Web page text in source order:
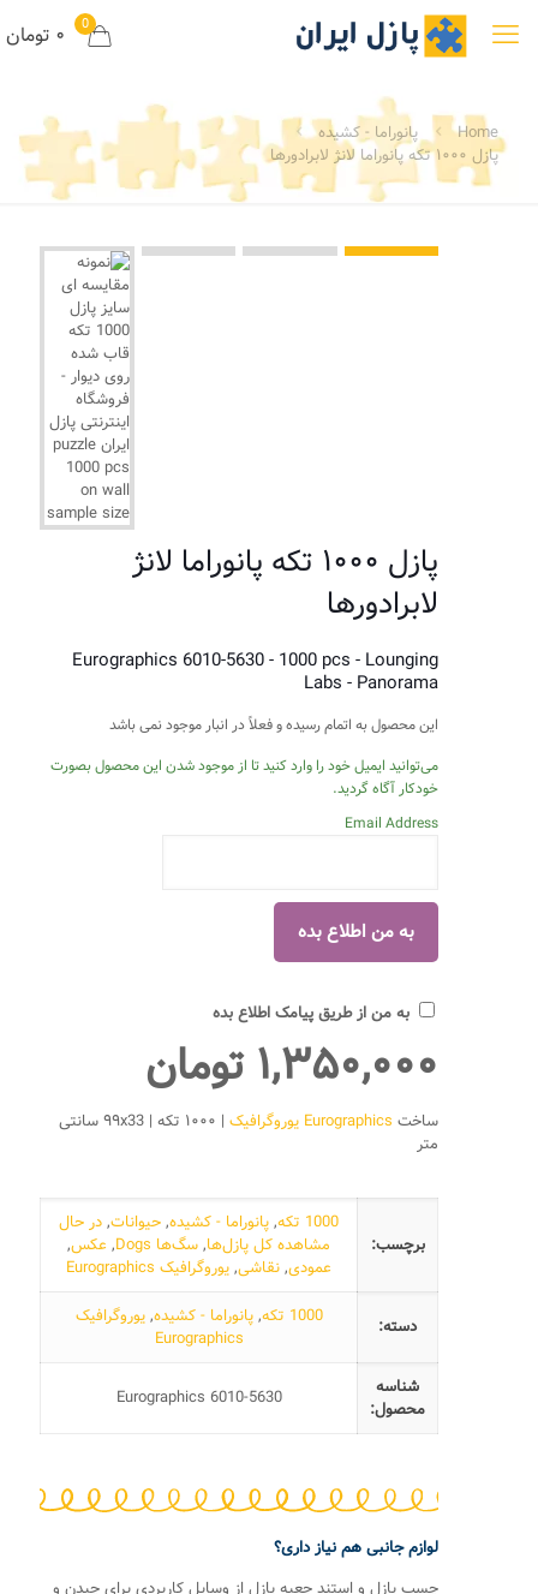
0 ۰ تومان
Home
پانوراما - کشیده
پازل ۱۰۰۰ تکه پانوراما لانژ لابرادورها
پازل ۱۰۰۰ تکه پانوراما لانژ
لابرادورها
Eurographics 6010-5630 - 1000 pcs - Lounging
Labs - Panorama
این محصول به اتمام رسیده و فعلاً در انبار موجود نمی باشد
می‌توانید ایمیل خود را وارد کنید تا از موجود شدن این محصول بصورت
خودکار آگاه گردید.
Email Address
به من از طریق پیامک اطلاع بده
۱,۳۵۰,۰۰۰ تومان
ساخت Eurographics یوروگرافیک
| ۱۰۰۰ تکه | ۹۹x33 سانتی
متر
برچسب:
1000 تکه ,پانوراما - کشیده,حیوانات,در حال
مشاهده کل پازل‌ها,سگ‌ها Dogs , عکس,
عمودی,نقاشی,یوروگرافیک Eurographics
دسته: 1000 تکه ,پانوراما - کشیده,یوروگرافیک
Eurographics
شناسه
محصول:
Eurographics 6010-5630
لوازم جانبی هم نیاز داری؟
چسب پازل و استند جعبه پازل از وسایل کاربردی برای چیدن و